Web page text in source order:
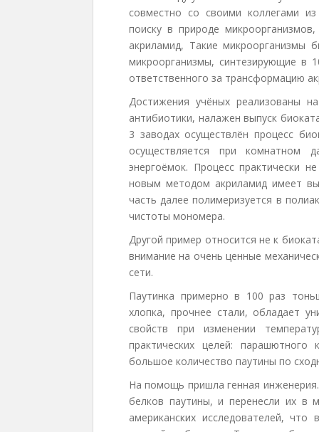
совместно со своими коллегами
поиску в природе
акриламид, Такие микроорганизмы
микроорганизмы, синтезирующие в
ответственного за трансформацию
Достижения учёных реализованы
антибиотики, налажен выпуск
3 заводах осуществлён процесс
осуществляется при комнатном
энергоёмок. Процесс практически
новым методом акриламид имеет
часть далее полимеризуется в
чистоты мономера.
Другой пример относится не к
внимание на очень ценные
сети.
Паутинка примерно в 100 раз
хлопка, прочнее стали, обладает
свойств при изменении
практических целей:
большое количество паутины по
На помощь пришла генная
белков паутины, и перенесли их в
американских исследователей, что